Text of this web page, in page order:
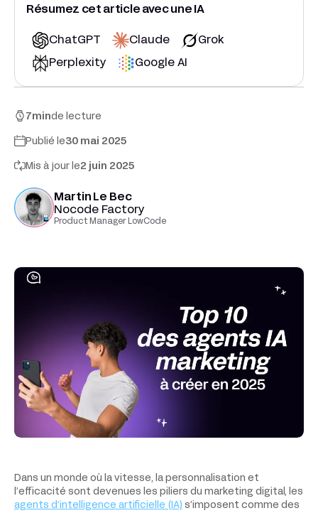
Résumez cet article avec une IA
ChatGPT Claude Grok
Perplexity Google AI
7minde lecture
Publié le30 mai 2025
Mis à jour le2 juin 2025
Martin Le Bec
Nocode Factory
Product Manager LowCode
Dans un monde où la vitesse, la personnalisation et
l’efficacité sont devenues les piliers du marketing digital, les
agents d’intelligence artificielle (IA) s’imposent comme des